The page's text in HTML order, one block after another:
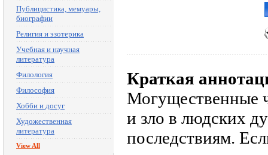
Публицистика, мемуары,
биографии
Религия и эзотерика
Учебная и научная
литература
Филология
Философия
Хобби и досуг
Художественная
литература
View All
Краткая
Могущественные
и зло в людских
последствиям.